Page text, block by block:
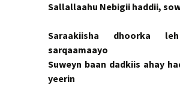
Sallallaahu Nebigii haddii,
Saraakiisha dhoorka
sarqaamaayo
Suweyn baan dadkiis ahay
yeerin